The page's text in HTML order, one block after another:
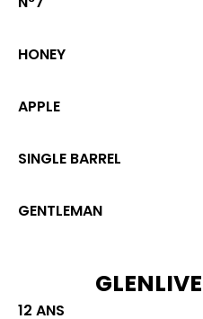
HONEY
APPLE
SINGLE BARREL
GENTLEMAN
12 ANS